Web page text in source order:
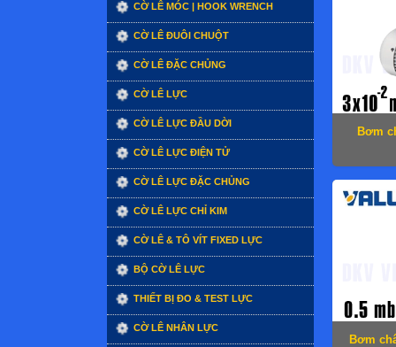
CỜ LÊ MÓC | HOOK WRENCH
CỜ LÊ ĐUÔI CHUỘT
CỜ LÊ ĐẶC CHỦNG
CỜ LÊ LỰC
CỜ LÊ LỰC ĐẦU DỜI
CỜ LÊ LỰC ĐIỆN TỬ
CỜ LÊ LỰC ĐẶC CHỦNG
CỜ LÊ LỰC CHỈ KIM
CỜ LÊ & TÔ VÍT FIXED LỰC
BỘ CỜ LÊ LỰC
THIẾT BỊ ĐO & TEST LỰC
CỜ LÊ NHÂN LỰC
Bơm
Bơm